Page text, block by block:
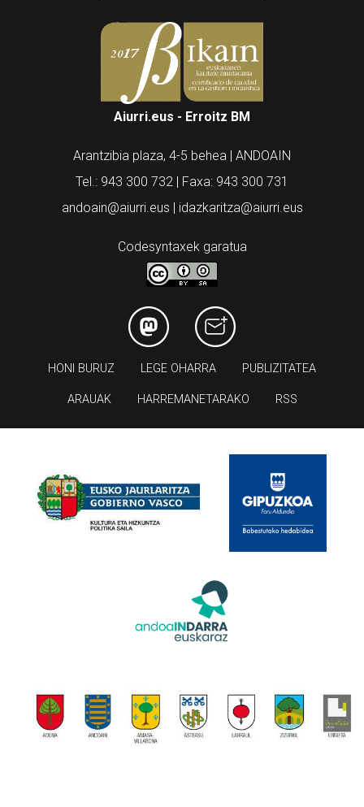
Aiurri.eus - Erroitz BM
Arantzibia plaza, 4-5 behea | ANDOAIN
Tel.: 943 300 732 | Faxa: 943 300 731
andoain@aiurri.eus | idazkaritza@aiurri.eus
Codesyntaxek garatua
HONI BURUZ LEGE OHARRA PUBLIZITATEA
ARAUAK HARREMANETARAKO RSS